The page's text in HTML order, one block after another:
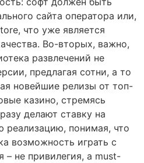
сайта оператора или,
что уже является
Во-вторых, важно,
развлечений не
предлагая сотни, а то
новейшие релизы от топ-
казино, стремясь
делают ставку на
реализацию, понимая, что
возможность играть с
– не привилегия, а must-